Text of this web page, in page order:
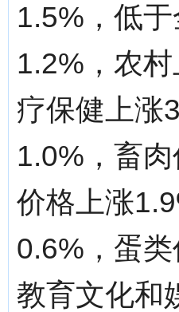
1.5%，低
1.2%，农
疗保健上涨
1.0%，畜
价格上涨
0.6%，蛋
教育文化和